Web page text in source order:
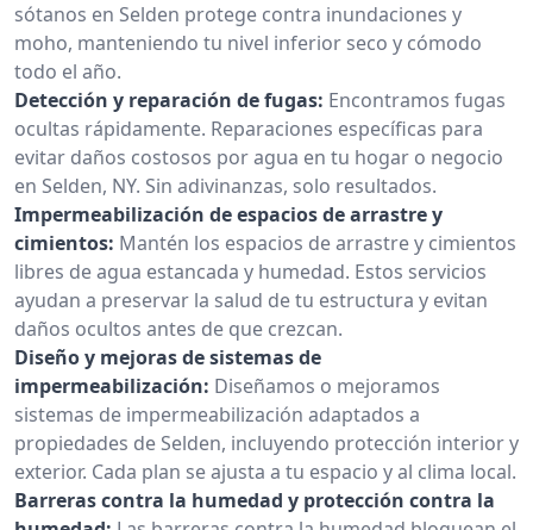
sótanos en Selden protege contra inundaciones y
moho, manteniendo tu nivel inferior seco y cómodo
todo el año.
Detección y reparación de fugas: Encontramos fugas
ocultas rápidamente. Reparaciones específicas para
evitar daños costosos por agua en tu hogar o negocio
en Selden, NY. Sin adivinanzas, solo resultados.
Impermeabilización de espacios de arrastre y
cimientos: Mantén los espacios de arrastre y cimientos
libres de agua estancada y humedad. Estos servicios
ayudan a preservar la salud de tu estructura y evitan
daños ocultos antes de que crezcan.
Diseño y mejoras de sistemas de
impermeabilización: Diseñamos o mejoramos
sistemas de impermeabilización adaptados a
propiedades de Selden, incluyendo protección interior y
exterior. Cada plan se ajusta a tu espacio y al clima local.
Barreras contra la humedad y protección contra la